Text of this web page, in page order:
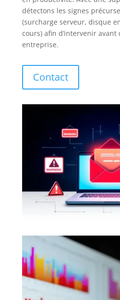
détectons les signes
(surcharge serveur, disque
cours) afin d’intervenir avant
entreprise.
Contact